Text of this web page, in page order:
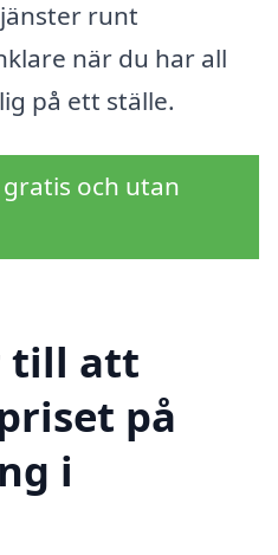
runt
när du har all
på ett ställe.
och utan
till att
på
i